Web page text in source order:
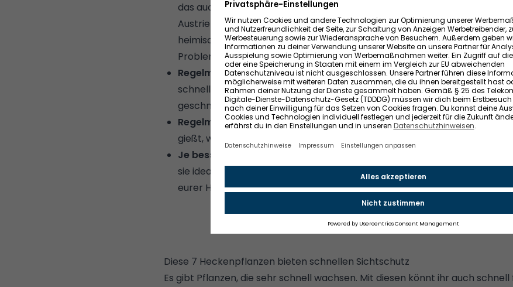
das auch im Winter tun, wenn der Boden nicht gefroren ist. Allerdings
Austrieb die Pflanze in den Boden kommt, desto mehr Zuwachs hat sie
heimische immergrüne Arten wie der Kirschlorbeer können aber
Probleme mit demFrostbekommen. Ihr solltet sie daher erst ab
Regelmäßiger Schnitt sorgt für dichtes Wachstum: Auch wenn ihr
schnell wächst, solltet ihr auf keinen Fall auf einen regelmäßigen
geschnittene Pflanzen wachsen dichter – und bieten einen besseren
Regelmäßige Pflege hilft: Wenn ihr eure Heckenpflanzen gut pflegt, sie
gießt, wachsen sie auch schneller. Gerade in den ersten Jahren ist das
Je besser die Bedingungen, umso schneller wächst die Hecke
: Wenn
sie idealen Standort in idealem Boden steht, gedeiht sie besser. Ihr
eurer Hecke genau unter die Lupe nehmen, bevor ihr euch für eine
Diese 7 Heckenpflanzen bieten schnellen Sichtschutz
Es gibt Pflanzen, die sehr schnell wachsen. Mit diesen könnt ihr auch